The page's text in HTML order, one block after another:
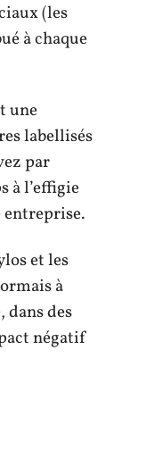
(les
à chaque
une
labellisés
par
à l’effigie
entreprise.
et les
à
des
négatif